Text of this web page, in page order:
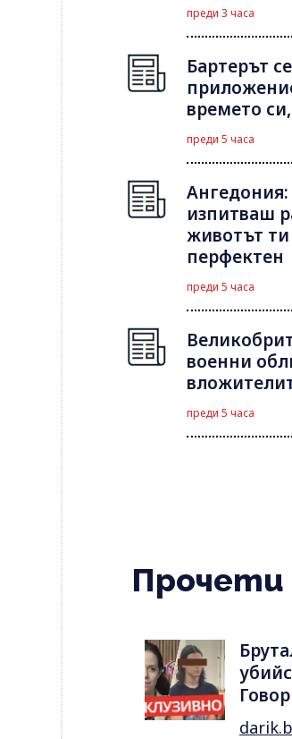
преди 3 часа
Бартерът
времето
преди 5 часа
изпитваш
животът
перфектен
преди 5 часа
военни
преди 5 часа